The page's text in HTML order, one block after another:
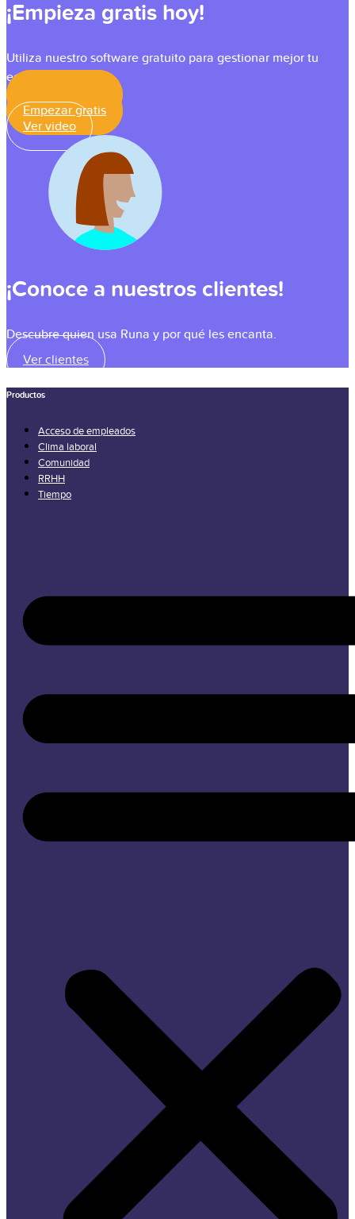
¡Empieza gratis hoy!
Utiliza nuestro software gratuito para gestionar mejor tu
equipo.
Empezar gratis
Ver video
¡Conoce a nuestros clientes!
Descubre quien usa Runa y por qué les encanta.
Ver clientes
Productos
Acceso de empleados
Clima laboral
Comunidad
RRHH
Tiempo